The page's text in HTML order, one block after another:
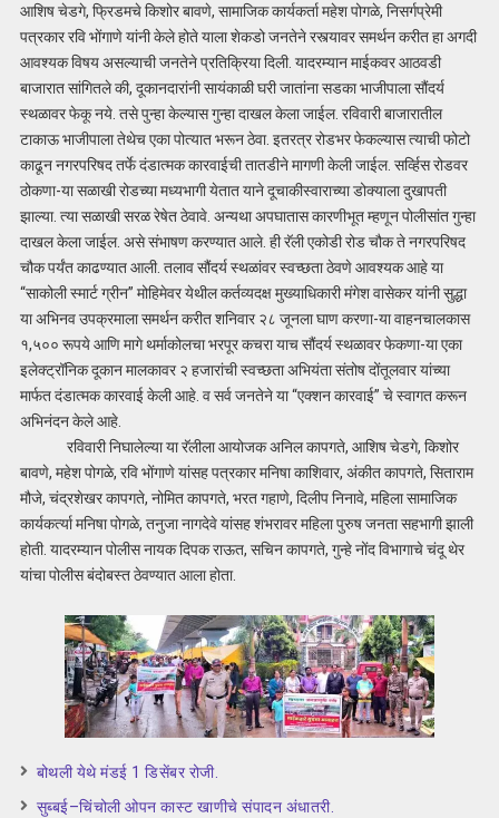
आशिष चेडगे, फ्रिडमचे किशोर बावणे, सामाजिक कार्यकर्ता महेश पोगळे, निसर्गप्रेमी
पत्रकार रवि भोंगाणे यांनी केले होते याला शेकडो जनतेने रस्त्यावर समर्थन करीत हा अगदी
आवश्यक विषय असल्याची जनतेने प्रतिक्रिया दिली. यादरम्यान माईकवर आठवडी
बाजारात सांगितले की, दूकानदारांनी सायंकाळी घरी जातांना सडका भाजीपाला सौंदर्य
स्थळावर फेकू नये. तसे पुन्हा केल्यास गुन्हा दाखल केला जाईल. रविवारी बाजारातील
टाकाऊ भाजीपाला तेथेच एका पोत्यात भरून ठेवा. इतरत्र रोडभर फेकल्यास त्याची फोटो
काढून नगरपरिषद तर्फे दंडात्मक कारवाईची तातडीने मागणी केली जाईल. सर्व्हिस रोडवर
ठोकणा-या सळाखी रोडच्या मध्यभागी येतात याने दूचाकीस्वाराच्या डोक्याला दुखापती
झाल्या. त्या सळाखी सरळ रेषेत ठेवावे. अन्यथा अपघातास कारणीभूत म्हणून पोलीसांत गुन्हा
दाखल केला जाईल. असे संभाषण करण्यात आले. ही रॅली एकोडी रोड चौक ते नगरपरिषद
चौक पर्यंत काढण्यात आली. तलाव सौंदर्य स्थळांवर स्वच्छता ठेवणे आवश्यक आहे या
“साकोली स्मार्ट ग्रीन” मोहिमेवर येथील कर्तव्यदक्ष मुख्याधिकारी मंगेश वासेकर यांनी सुद्धा
या अभिनव उपक्रमाला समर्थन करीत शनिवार २८ जूनला घाण करणा-या वाहनचालकास
१,५०० रूपये आणि मागे थर्माकोलचा भरपूर कचरा याच सौंदर्य स्थळावर फेकणा-या एका
इलेक्ट्रॉनिक दूकान मालकावर २ हजारांची स्वच्छता अभियंता संतोष दोंतूलवार यांच्या
मार्फत दंडात्मक कारवाई केली आहे. व सर्व जनतेने या “एक्शन कारवाई” चे स्वागत करून
अभिनंदन केले आहे.
रविवारी निघालेल्या या रॅलीला आयोजक अनिल कापगते, आशिष चेडगे, किशोर
बावणे, महेश पोगळे, रवि भोंगाणे यांसह पत्रकार मनिषा काशिवार, अंकीत कापगते, सिताराम
मौजे, चंद्रशेखर कापगते, नोमित कापगते, भरत गहाणे, दिलीप निनावे, महिला सामाजिक
कार्यकर्त्या मनिषा पोगळे, तनुजा नागदेवे यांसह शंभरावर महिला पुरुष जनता सहभागी झाली
होती. यादरम्यान पोलीस नायक दिपक राऊत, सचिन कापगते, गुन्हे नोंद विभागाचे चंदू थेर
यांचा पोलीस बंदोबस्त ठेवण्यात आला होता.
बोथली येथे मंडई 1 डिसेंबर रोजी.
सुब्बई–चिंचोली ओपन कास्ट खाणीचे संपादन अंधातरी.